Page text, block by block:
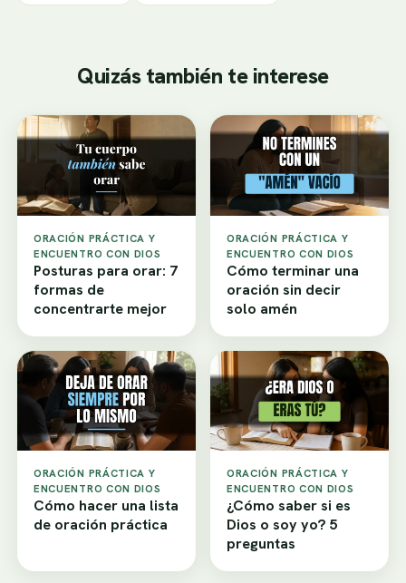
Quizás también te interese
ORACIÓN PRÁCTICA Y
ENCUENTRO CON DIOS
Posturas para orar: 7
formas de
concentrarte mejor
ORACIÓN PRÁCTICA Y
ENCUENTRO CON DIOS
Cómo terminar una
oración sin decir
solo amén
ORACIÓN PRÁCTICA Y
ENCUENTRO CON DIOS
Cómo hacer una lista
de oración práctica
ORACIÓN PRÁCTICA Y
ENCUENTRO CON DIOS
¿Cómo saber si es
Dios o soy yo? 5
preguntas